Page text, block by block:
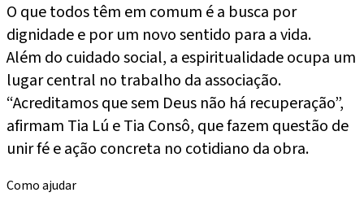
O que todos têm em comum é a busca por
dignidade e por um novo sentido para a vida.
Além do cuidado social, a espiritualidade ocupa um
lugar central no trabalho da associação.
“Acreditamos que sem Deus não há recuperação”,
afirmam Tia Lú e Tia Consô, que fazem questão de
unir fé e ação concreta no cotidiano da obra.
Como ajudar